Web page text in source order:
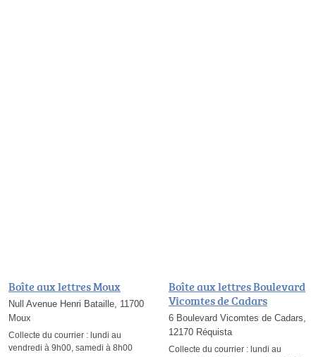
Boîte aux lettres Moux
Null Avenue Henri Bataille, 11700
Moux
Collecte du courrier : lundi au
vendredi à 9h00, samedi à 8h00
Boîte aux lettres Boulevard
Vicomtes de Cadars
6 Boulevard Vicomtes de Cadars,
12170 Réquista
Collecte du courrier : lundi au